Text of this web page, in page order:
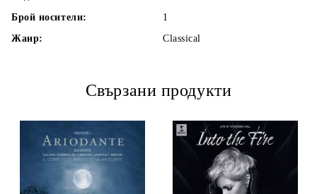
Брой носители:
1
Жанр:
Classical
Свързани продукти